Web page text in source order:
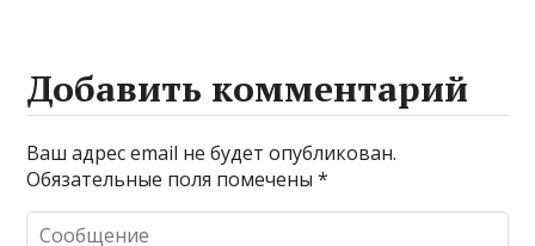
Добавить комментарий
Ваш адрес email не будет опубликован.
Обязательные поля помечены*